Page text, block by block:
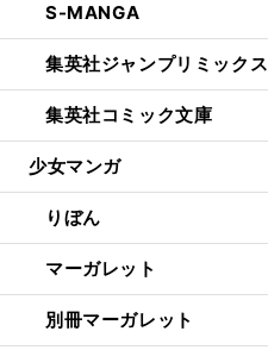
S-MANGA
集英社ジャンプリミックス
集英社コミック文庫
少女マンガ
りぼん
マーガレット
別冊マーガレット